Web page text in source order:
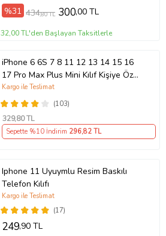
%31 434,80 TL 300,00 TL
32,00 TL'den Başlayan Taksitlerle
iPhone 6 6S 7 8 11 12 13 14 15 16
17 Pro Max Plus Mini Kılıf Kişiye Özel
Resimli Fotoğraflı Silikon
(103)
Kargo ile Teslimat
329,80 TL
Sepette %10 İndirim 296,82 TL
Iphone 11 Uyuymlu Resim Baskılı
Telefon Kılıfı
(17)
Kargo ile Teslimat
249,90 TL